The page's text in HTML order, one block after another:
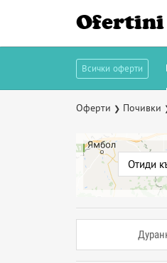
Ofertini
Всички оферти
Оферти ❯ Почивки
Отиди